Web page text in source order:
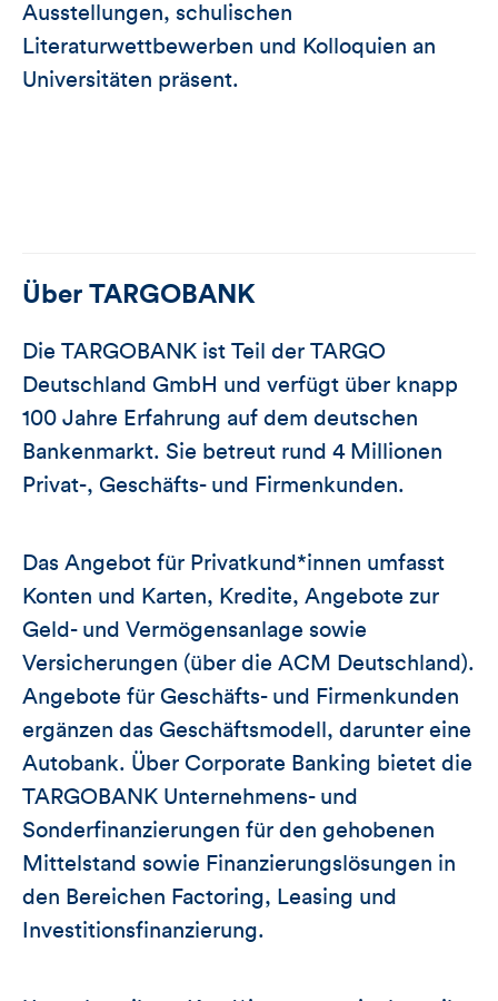
Ausstellungen, schulischen
Literaturwettbewerben und Kolloquien an
Universitäten präsent.
Über TARGOBANK
Die TARGOBANK ist Teil der TARGO
Deutschland GmbH und verfügt über knapp
100 Jahre Erfahrung auf dem deutschen
Bankenmarkt. Sie betreut rund 4 Millionen
Privat-, Geschäfts- und Firmenkunden.
Das Angebot für Privatkund*innen umfasst
Konten und Karten, Kredite, Angebote zur
Geld- und Vermögensanlage sowie
Versicherungen (über die ACM Deutschland).
Angebote für Geschäfts- und Firmenkunden
ergänzen das Geschäftsmodell, darunter eine
Autobank. Über Corporate Banking bietet die
TARGOBANK Unternehmens- und
Sonderfinanzierungen für den gehobenen
Mittelstand sowie Finanzierungslösungen in
den Bereichen Factoring, Leasing und
Investitionsfinanzierung.